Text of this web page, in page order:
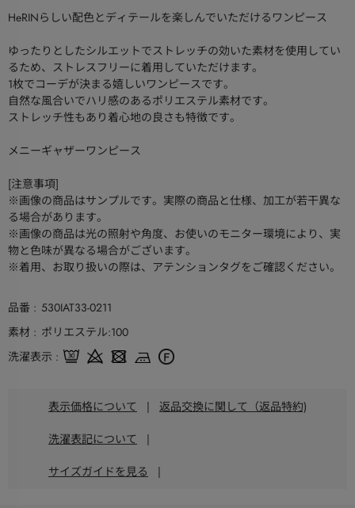
HeRINらしい配色とディテールを楽しんでいただけるワンピース
ゆったりとしたシルエットでストレッチの効いた素材を使用してい
るため、ストレスフリーに着用していただけます。
1枚でコーデが決まる嬉しいワンピースです。
自然な風合いでハリ感のあるポリエステル素材です。
ストレッチ性もあり着心地の良さも特徴です。
メニーギャザーワンピース
[注意事項]
※画像の商品はサンプルです。実際の商品と仕様、加工が若干異な
る場合があります。
※画像の商品は光の照射や角度、お使いのモニター環境により、実
物と色味が異なる場合がございます。
※着用、お取り扱いの際は、アテンションタグをご確認ください。
品番
530IAT33-0211
素材
ポリエステル:100
洗濯表示
表示価格について | 返品交換に関して（返品特約)
洗濯表記について |
サイズガイドを見る |